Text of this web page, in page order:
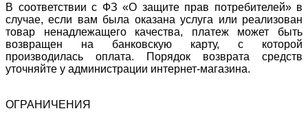
В соответствии с ФЗ «О защите прав потребителей» в
случае, если вам была оказана услуга или реализован
товар ненадлежащего качества, платеж может быть
возвращен на банковскую карту, с которой
производилась оплата. Порядок возврата средств
уточняйте у администрации интернет-магазина.
ОГРАНИЧЕНИЯ